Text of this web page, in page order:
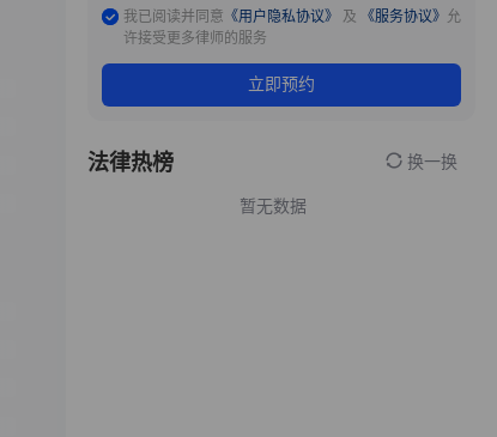
我已阅读并同意 《用户隐私协议》 及 《服务协议》 允
许接受更多律师的服务
立即预约
法律热榜 换一换
暂无数据